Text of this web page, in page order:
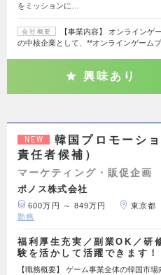
をミッションに…
会社概要
【事業内容】 オンラインゲ
の中核企業として、**オンラインゲーム
興味あり
NEW
韓国プロモーシ
責任者候補）
マーケティング・販促企画
ポノス株式会社
600万円 ～ 849万円 東京都
勤務
福利厚生充実／副業OK／研
験を活かして活躍できます！
【職務概要】 ゲーム事業全体の韓国市場